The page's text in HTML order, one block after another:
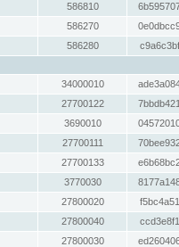
586810
586270
586280
34000010
27700122
3690010
27700111
27700133
3770030
27800020
27800040
27800030